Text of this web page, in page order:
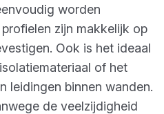
worden
zijn makkelijk op
Ook is het ideaal
of het
leidingen binnen wanden.
de veelzijdigheid